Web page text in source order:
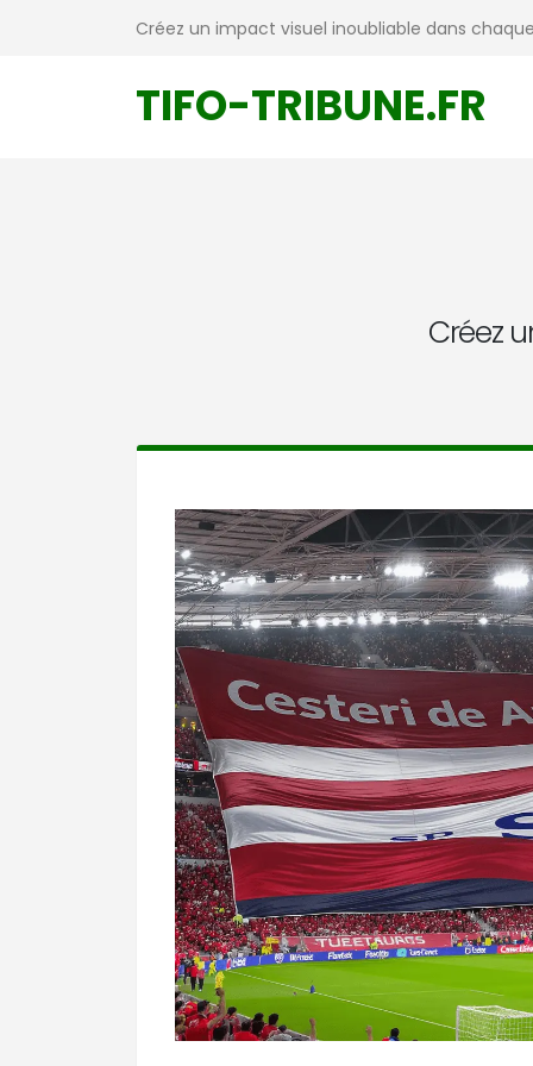
Créez un impact visuel inoubliable dans
TIFO-TRIBUNE.FR
Créez